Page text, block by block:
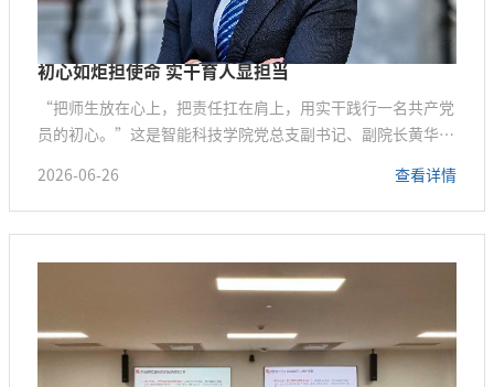
初心如炬担使命 实干育人显担当
“把师生放在心上，把责任扛在肩上，用实干践行一名共产党
员的初心。”这是智能科技学院党总支副书记、副院长黄华杰
的党员干部，他勇挑重担，在思政育人、学生培养、科研平台
建设、教育改革多条战线实干争先，以忠诚底色、务实作风、
男，汉族，2005年3月入党，2009年参加工作，现任上海理工
大学智能科技学院党总支...
2026-06-26 查看详情